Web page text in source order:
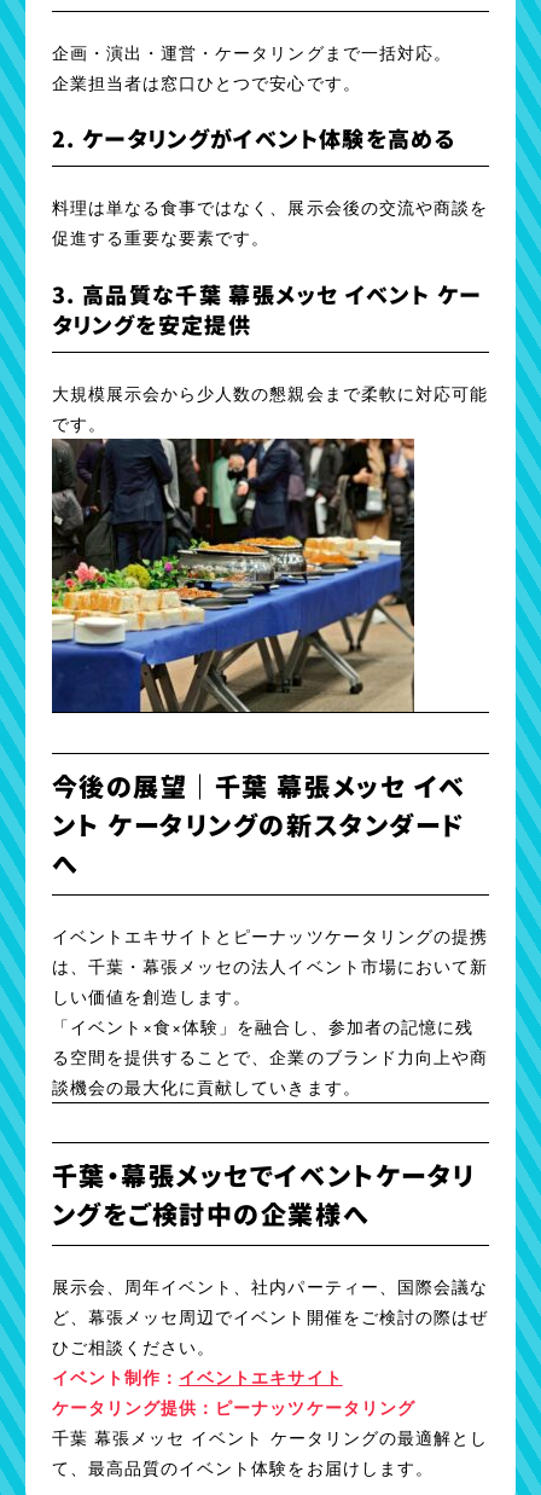
企画・演出・運営・ケータリングまで一括対応。
企業担当者は窓口ひとつで安心です。
2. ケータリングがイベント体験を高める
料理は単なる食事ではなく、展示会後の交流や商談を
促進する重要な要素です。
3. 高品質な千葉 幕張メッセ イベント ケー
タリングを安定提供
大規模展示会から少人数の懇親会まで柔軟に対応可能
です。
今後の展望｜千葉 幕張メッセ イベ
ント ケータリングの新スタンダード
へ
イベントエキサイトとピーナッツケータリングの提携
は、千葉・幕張メッセの法人イベント市場において新
しい価値を創造します。
「イベント×食×体験」を融合し、参加者の記憶に残
る空間を提供することで、企業のブランド力向上や商
談機会の最大化に貢献していきます。
千葉・幕張メッセでイベントケータリ
ングをご検討中の企業様へ
展示会、周年イベント、社内パーティー、国際会議な
ど、幕張メッセ周辺でイベント開催をご検討の際はぜ
ひご相談ください。
イベント制作： イベントエキサイト
ケータリング提供：ピーナッツケータリング
千葉 幕張メッセ イベント ケータリングの最適解とし
て、最高品質のイベント体験をお届けします。